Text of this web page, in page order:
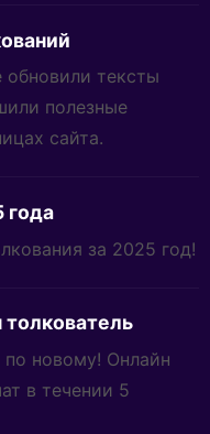
тексты
полезные
сайта.
года
за 2025 год!
новому! Онлайн
в течении 5